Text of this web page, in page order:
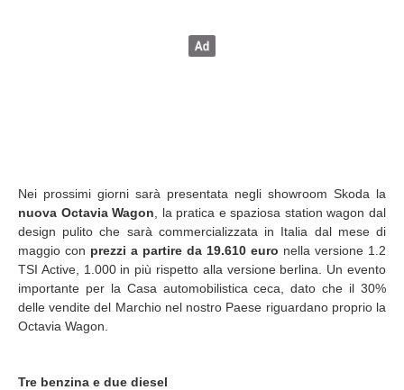
Nei prossimi giorni sarà presentata negli showroom Skoda la
nuova Octavia Wagon , la pratica e spaziosa station wagon dal
design pulito che sarà commercializzata in Italia dal mese di
maggio con prezzi a partire da 19.610 euro nella versione 1.2
TSI Active, 1.000 in più rispetto alla versione berlina. Un evento
importante per la Casa automobilistica ceca, dato che il 30%
delle vendite del Marchio nel nostro Paese riguardano proprio la
Octavia Wagon.
Tre benzina e due diesel